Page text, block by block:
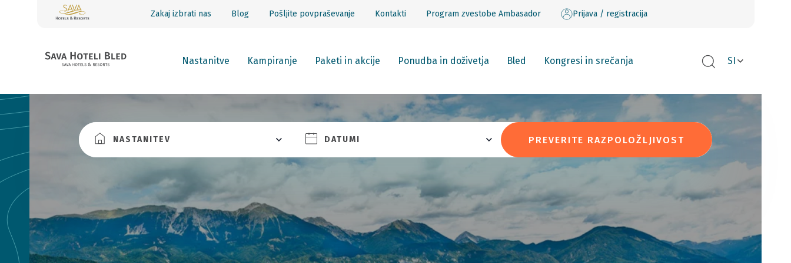
Zakaj izbrati nas Blog Pošljite povpraševanje Kontakti Program zvestobe Ambasador Prijava / registracija
Nastanitve Kampiranje Paketi in akcije Ponudba in doživetja Bled Kongresi in srečanja SI
NASTANITEV DATUMI PREVERITE RAZPOLOŽLJIVOST